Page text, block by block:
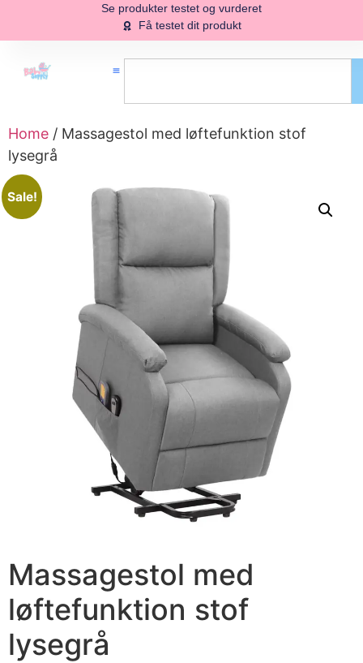
Se produkter testet og vurderet
Få testet dit produkt
Home / Massagestol med løftefunktion stof
lysegrå
Sale!
Massagestol med
løftefunktion stof
lysegrå